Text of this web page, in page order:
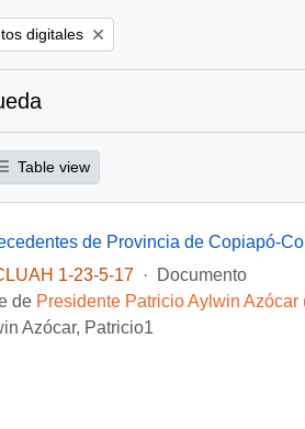
digitales
Table view
de Provincia de Copiapó-
1-23-5-17
·
Documento
de Presidente Patricio Aylwin Azócar
Azócar, Patricio1